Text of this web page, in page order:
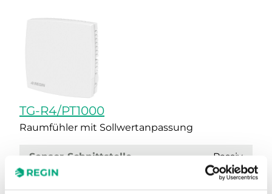
TG-R4/PT1000
Raumfühler mit Sollwertanpassung
Sensor-Schnittstelle Passiv
Nein